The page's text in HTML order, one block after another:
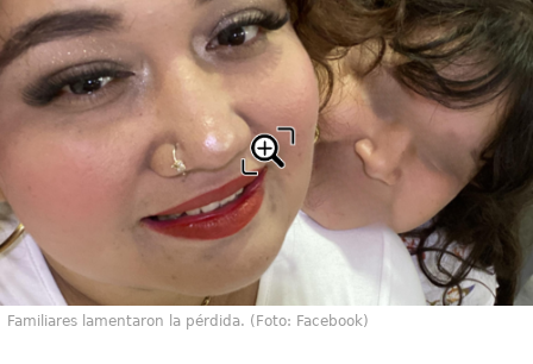
Familiares lamentaron la pérdida. (Foto: Facebook)